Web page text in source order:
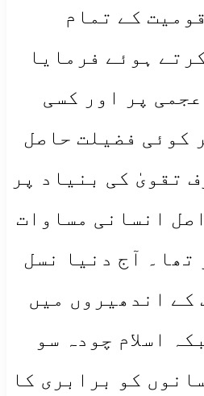
کے تمام
ہوئے فرمایا
پر اور کسی
کوئی فضیلت حاصل
تقویٰ کی بنیاد پر
انسانی مساوات
تھا۔ آج دنیا نسل
کے اندھیروں میں
اسلام چودہ سو
کو برابری کا